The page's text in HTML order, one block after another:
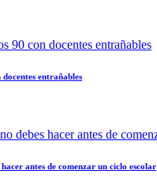
entrañables
antes de comenzar un ciclo escolar